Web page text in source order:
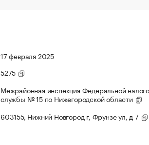
17 февраля 2025
5275
Межрайонная инспекция Федеральной
службы № 15 по Нижегородской области
603155, Нижний Новгород г, Фрунзе ул, д 7